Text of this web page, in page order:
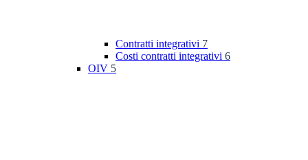
Contratti integrativi 7
Costi contratti integrativi 6
OIV 5